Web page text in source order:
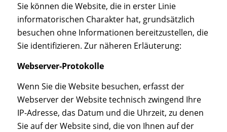
Sie können die Website, die in erster Linie
informatorischen Charakter hat, grundsätzlich
besuchen ohne Informationen bereitzustellen, die
Sie identifizieren. Zur näheren Erläuterung:
Webserver-Protokolle
Wenn Sie die Website besuchen, erfasst der
Webserver der Website technisch zwingend Ihre
IP-Adresse, das Datum und die Uhrzeit, zu denen
Sie auf der Website sind, die von Ihnen auf der